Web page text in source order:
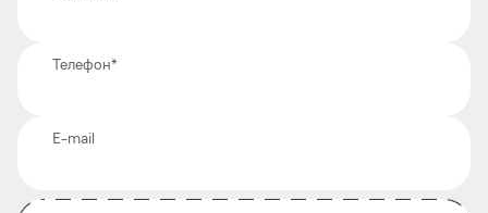
Телефон*
E-mail